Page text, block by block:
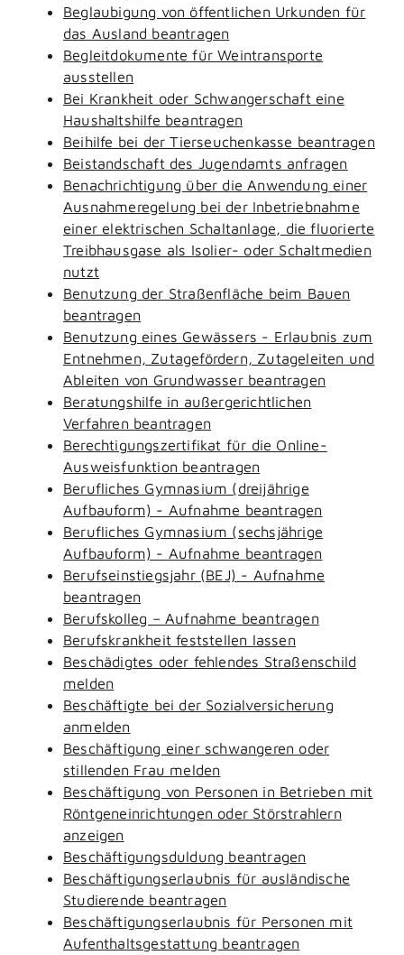
Beglaubigung von öffentlichen Urkunden für
das Ausland beantragen
Begleitdokumente für Weintransporte
ausstellen
Bei Krankheit oder Schwangerschaft eine
Haushaltshilfe beantragen
Beihilfe bei der Tierseuchenkasse beantragen
Beistandschaft des Jugendamts anfragen
Benachrichtigung über die Anwendung einer
Ausnahmeregelung bei der Inbetriebnahme
einer elektrischen Schaltanlage, die fluorierte
Treibhausgase als Isolier- oder Schaltmedien
nutzt
Benutzung der Straßenfläche beim Bauen
beantragen
Benutzung eines Gewässers - Erlaubnis zum
Entnehmen, Zutagefördern, Zutageleiten und
Ableiten von Grundwasser beantragen
Beratungshilfe in außergerichtlichen
Verfahren beantragen
Berechtigungszertifikat für die Online-
Ausweisfunktion beantragen
Berufliches Gymnasium (dreijährige
Aufbauform) - Aufnahme beantragen
Berufliches Gymnasium (sechsjährige
Aufbauform) - Aufnahme beantragen
Berufseinstiegsjahr (BEJ) - Aufnahme
beantragen
Berufskolleg – Aufnahme beantragen
Berufskrankheit feststellen lassen
Beschädigtes oder fehlendes Straßenschild
melden
Beschäftigte bei der Sozialversicherung
anmelden
Beschäftigung einer schwangeren oder
stillenden Frau melden
Beschäftigung von Personen in Betrieben mit
Röntgeneinrichtungen oder Störstrahlern
anzeigen
Beschäftigungsduldung beantragen
Beschäftigungserlaubnis für ausländische
Studierende beantragen
Beschäftigungserlaubnis für Personen mit
Aufenthaltsgestattung beantragen